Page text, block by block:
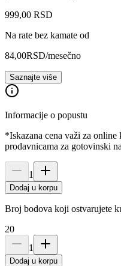
999,00 RSD
Na rate bez kamate od
84,00RSD/mesečno
Saznajte više
Informacije o popustu
*Iskazana cena važi za
prodavnicama za gotovinski
1
Dodaj u korpu
Broj bodova koji ostvarujete
20
1
Dodaj u korpu